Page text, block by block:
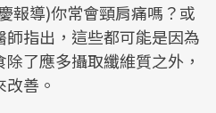
報導)你常會頸肩痛嗎？或
指出，這些都可能是因為
了應多攝取纖維質之外，
善。